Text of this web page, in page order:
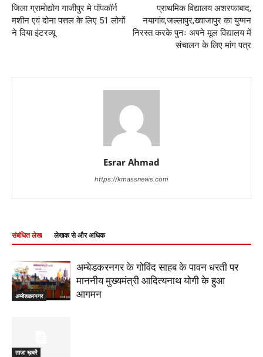
जिला ग्रामोद्योग गाजीपुर मे पॉपकॉर्न
मशीन एवं दोना पत्तल के लिए 51 लोगों
ने दिया इंटरव्यू
प्राथमिक विद्यालय अशरफाबाद,
नयागांव,जल्लापुर,ख्वाजापुर का युग्मन
निरस्त करके पुनः अपने मूल विद्यालय में
संचालन के लिए मांग पत्र
Esrar Ahmad
https://kmassnews.com
संबंधित लेख लेखक से और अधिक
अम्बेडकरनगर
अम्बेडकरनगर के गोविंद साहब के पावन धरती पर
माननीय मुख्यमंत्री आदित्यनाथ योगी के हुआ
आगमन
ताज़ा ख़बरें